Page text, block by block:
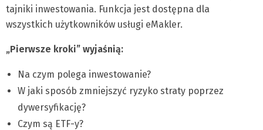
tajniki inwestowania. Funkcja jest dostępna dla
wszystkich użytkowników usługi eMakler.
„Pierwsze kroki” wyjaśnią:
Na czym polega inwestowanie?
W jaki sposób zmniejszyć ryzyko straty poprzez
dywersyfikację?
Czym są ETF-y?